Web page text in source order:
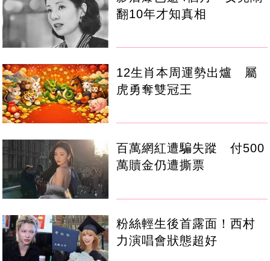
翻10年才知真相
12生肖本周運勢出爐 屬
虎勇奪雙冠王
百萬網紅遭騙失蹤 付500
萬贖金仍遭撕票
粉絲輕生後首露面！西村
力演唱會狀態超好